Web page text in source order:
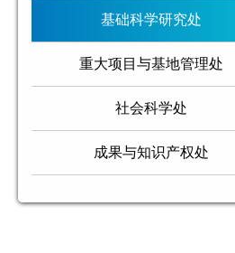
基础科学研究处
重大项目与基地管理处
社会科学处
成果与知识产权处